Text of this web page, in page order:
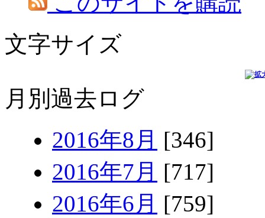
文字サイズ
月別過去ログ
2016年8月 [346]
2016年7月 [717]
2016年6月 [759]